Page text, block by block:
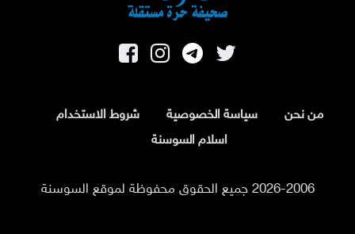
من نحن سياسة الخصوصية
شروط الاستخدام
اسلام السوسنة
2026-2006 جميع الحقوق محفوظة لموقع السوسنة